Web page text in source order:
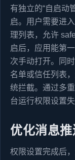
有独立的“自启动
启。用户需要进
理列表，允许
启后，应用能第
次手动打开。同
名单或信任列表
统拦截。通过多
台运行权限设置失
优化消息推
权限设置完成后